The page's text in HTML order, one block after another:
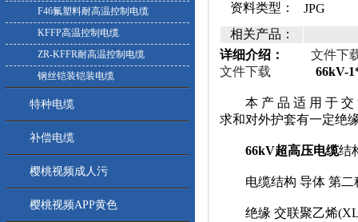
控制电缆
F46氟塑料耐高温控制电缆
KFFP高温控制电缆
ZR-KFFR耐高温控制电缆
钢丝铠装铠装电缆
特种电缆
补偿电缆
樱桃视频成人污
樱桃视频APP黄色
资料类型：
JPG
相关产品：
详细介绍：
文件下
文件下载
66kV-
本 产 品 适 用 于 交
求和对外护套有一定绝缘
66kV超高压电缆结构
电缆结构 导体 第二种
绝缘 交联聚乙烯